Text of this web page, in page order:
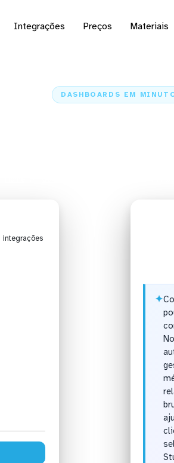
Integrações Preços Materiais
DASHBOARDS EM
integrações
✦